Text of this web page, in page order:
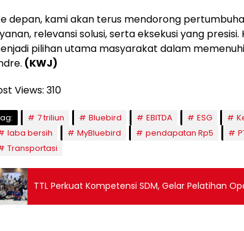
depan, kami akan terus mendorong
relevansi solusi, serta eksekusi yang
pilihan utama masyarakat dalam
(KWJ)
Views: 310
7 triliun Bluebird EBITDA ESG
laba bersih
MyBluebird pendapatan Rp5
Transportasi
TTL Perkuat Kompetensi SDM, Gelar Pelatihan